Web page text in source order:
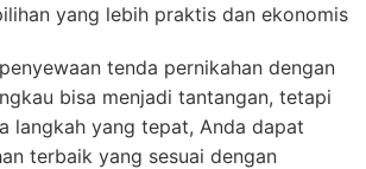
yang lebih praktis dan ekonomis
tenda pernikahan dengan
bisa menjadi tantangan, tetapi
langkah yang tepat, Anda dapat
terbaik yang sesuai dengan